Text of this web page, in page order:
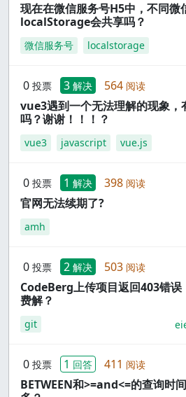
现在在微信服务号H5中，不同微
localStorage会共享吗？
微信服务号 localstorage
0 投票 3 解决 564 阅读
vue3遇到一个无法理解的现象，
吗？谢谢！！！？
vue3 javascript vue.js
0 投票 1 解决 398 阅读
官网无法续期了?
amh
0 投票 2 解决 503 阅读
CodeBerg上传项目返回403错误
费解？
git
0 投票 1 回答 411 阅读
BETWEEN和>=and<=的查询时